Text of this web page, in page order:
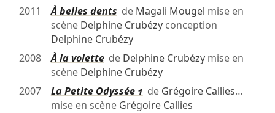
2011
À belles dents de Magali Mougel mise en
scène Delphine Crubézyconception
Delphine Crubézy
2008
À la volettede Delphine Crubézymise en
scène Delphine Crubézy
2007
La Petite Odyssée 1 de Grégoire Callies…
mise en scène Grégoire Callies